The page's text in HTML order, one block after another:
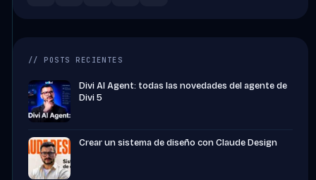
// POSTS RECIENTES
Divi AI Agent: todas las novedades del agente de
Divi 5
Crear un sistema de diseño con Claude Design